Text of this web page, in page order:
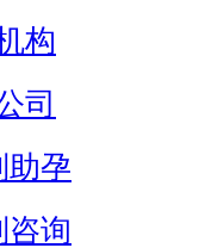
构
司
助孕
咨询